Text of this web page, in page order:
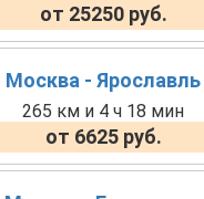
от 25250 руб.
Москва - Ярославль
265 км и 4 ч 18 мин
от 6625 руб.